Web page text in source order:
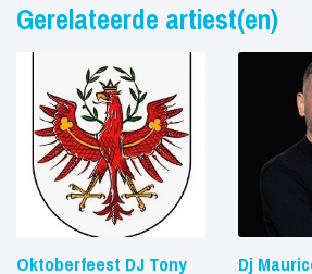
Gerelateerde artiest(en)
Oktoberfeest DJ Tony Dj